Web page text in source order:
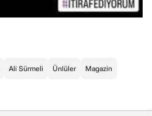
Ali Sürmeli Ünlüler Magazin